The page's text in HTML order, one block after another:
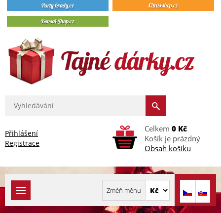
Přihlášení
Registrace
Celkem 0 Kč
Košík je prázdný
Obsah košíku